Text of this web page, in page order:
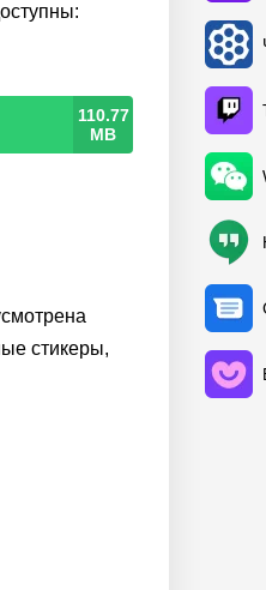
110.77
MB
стикеры,